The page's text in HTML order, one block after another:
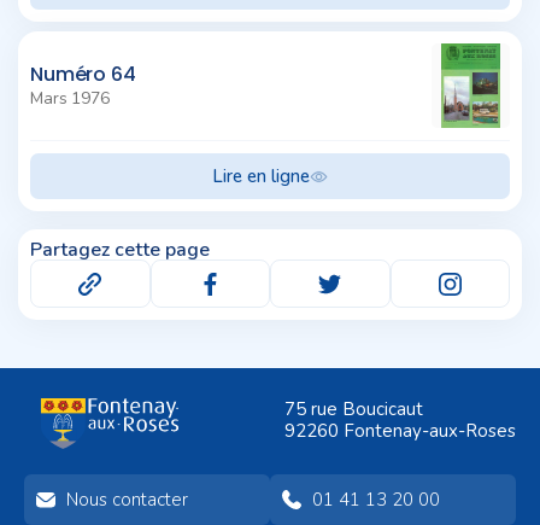
Numéro 64
Mars 1976
Lire en ligne
Partagez cette page
75 rue Boucicaut
92260 Fontenay-aux-Roses
Nous contacter 01 41 13 20 00